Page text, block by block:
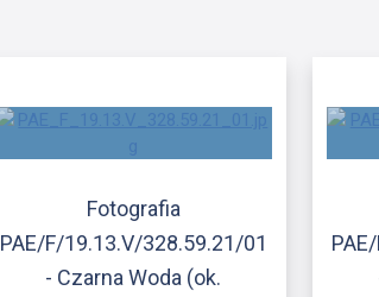
Fotografia
PAE/F/19.13.V/328.59.21/01
- Czarna Woda (ok.